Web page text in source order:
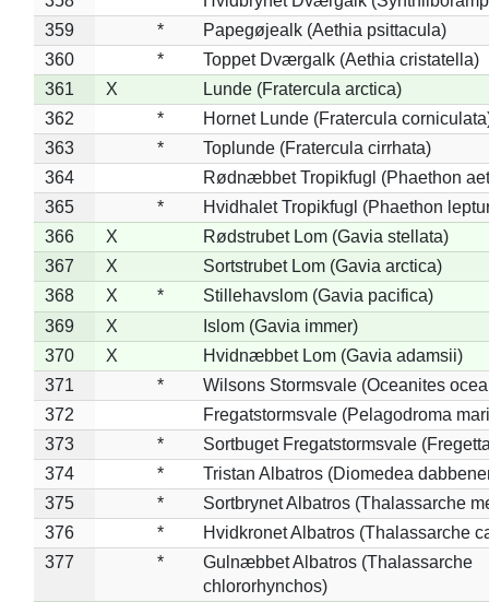
359
*
Papegøjealk (Aethia psittacula)
360
*
Toppet Dværgalk (Aethia cristatella)
361
X
Lunde (Fratercula arctica)
362
*
Hornet Lunde (Fratercula
363
*
Toplunde (Fratercula cirrhata)
364
Rødnæbbet Tropikfugl (Phaethon
365
*
Hvidhalet Tropikfugl (Phaethon
366
X
Rødstrubet Lom (Gavia stellata)
367
X
Sortstrubet Lom (Gavia arctica)
368
X *
Stillehavslom (Gavia pacifica)
369
X
Islom (Gavia immer)
370
X
Hvidnæbbet Lom (Gavia adamsii)
371
*
Wilsons Stormsvale (Oceanites
372
Fregatstormsvale (Pelagodroma
373
*
Sortbuget Fregatstormsvale
374
*
Tristan Albatros (Diomedea
375
*
Sortbrynet Albatros (Thalassarche
376
*
Hvidkronet Albatros (Thalassarche
377
*
Gulnæbbet Albatros (Thalassarche
chlororhynchos)